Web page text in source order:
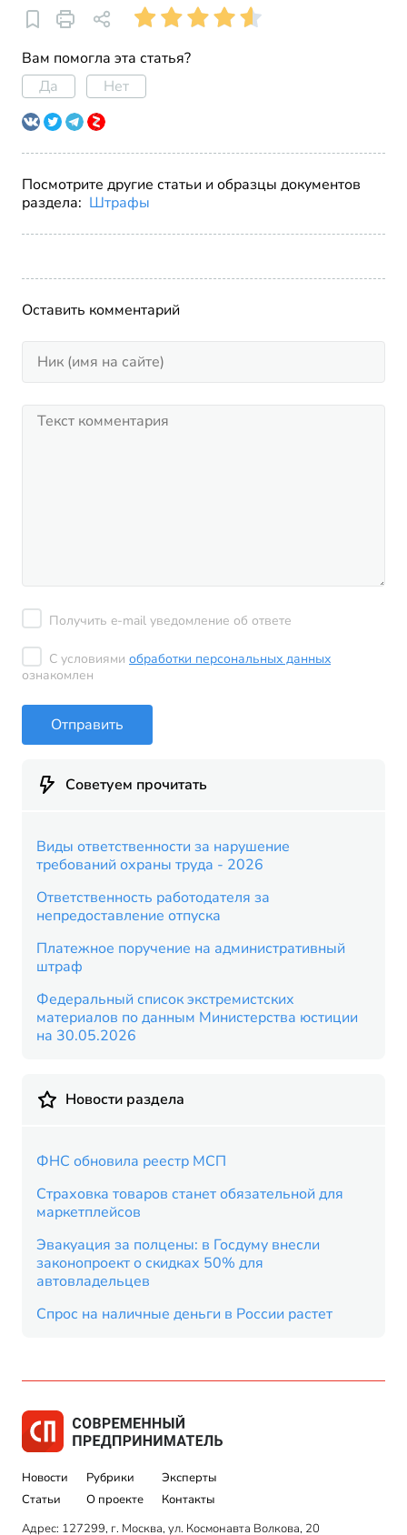
Вам помогла эта статья?
Да
Нет
Посмотрите другие статьи и образцы документов
раздела: Штрафы
Оставить комментарий
Получить e-mail уведомление об ответе
С условиями обработки персональных данных
ознакомлен
Отправить
Советуем прочитать
Виды ответственности за нарушение
требований охраны труда - 2026
Ответственность работодателя за
непредоставление отпуска
Платежное поручение на административный
штраф
Федеральный список экстремистских
материалов по данным Министерства юстиции
на 30.05.2026
Новости раздела
ФНС обновила реестр МСП
Страховка товаров станет обязательной для
маркетплейсов
Эвакуация за полцены: в Госдуму внесли
законопроект о скидках 50% для
автовладельцев
Спрос на наличные деньги в России растет
Новости
Статьи
Рубрики
О проекте
Эксперты
Контакты
Адрес: 127299, г. Москва, ул. Космонавта Волкова, 20